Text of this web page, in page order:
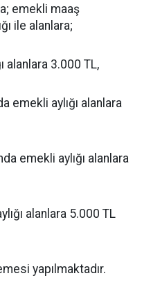
emekli maaş
ile alanlara;
alanlara 3.000 TL,
emekli aylığı alanlara
emekli aylığı alanlara
alanlara 5.000 TL
yapılmaktadır.